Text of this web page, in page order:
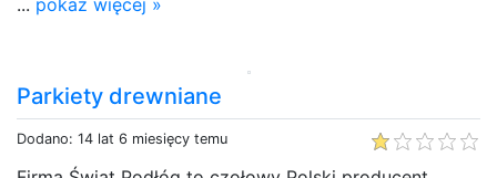
Parkiety drewniane
Dodano: 14 lat 6 miesięcy temu